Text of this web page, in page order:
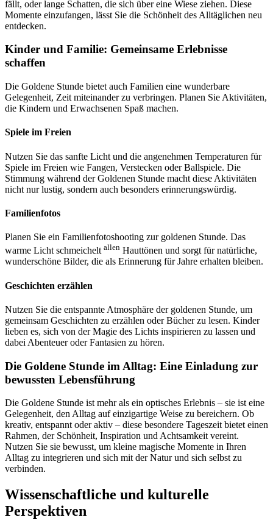
fällt, oder lange Schatten, die sich über eine Wiese ziehen. Diese
Momente einzufangen, lässt Sie die Schönheit des Alltäglichen neu
entdecken.
Kinder und Familie: Gemeinsame Erlebnisse
schaffen
Die Goldene Stunde bietet auch Familien eine wunderbare
Gelegenheit, Zeit miteinander zu verbringen. Planen Sie Aktivitäten,
die Kindern und Erwachsenen Spaß machen.
Spiele im Freien
Nutzen Sie das sanfte Licht und die angenehmen Temperaturen für
Spiele im Freien wie Fangen, Verstecken oder Ballspiele. Die
Stimmung während der Goldenen Stunde macht diese Aktivitäten
nicht nur lustig, sondern auch besonders erinnerungswürdig.
Familienfotos
Planen Sie ein Familienfotoshooting zur goldenen Stunde. Das
warme Licht schmeichelt allen Hauttönen und sorgt für natürliche,
wunderschöne Bilder, die als Erinnerung für Jahre erhalten bleiben.
Geschichten erzählen
Nutzen Sie die entspannte Atmosphäre der goldenen Stunde, um
gemeinsam Geschichten zu erzählen oder Bücher zu lesen. Kinder
lieben es, sich von der Magie des Lichts inspirieren zu lassen und
dabei Abenteuer oder Fantasien zu hören.
Die Goldene Stunde im Alltag: Eine Einladung zur
bewussten Lebensführung
Die Goldene Stunde ist mehr als ein optisches Erlebnis – sie ist eine
Gelegenheit, den Alltag auf einzigartige Weise zu bereichern. Ob
kreativ, entspannt oder aktiv – diese besondere Tageszeit bietet einen
Rahmen, der Schönheit, Inspiration und Achtsamkeit vereint.
Nutzen Sie sie bewusst, um kleine magische Momente in Ihren
Alltag zu integrieren und sich mit der Natur und sich selbst zu
verbinden.
Wissenschaftliche und kulturelle
Perspektiven